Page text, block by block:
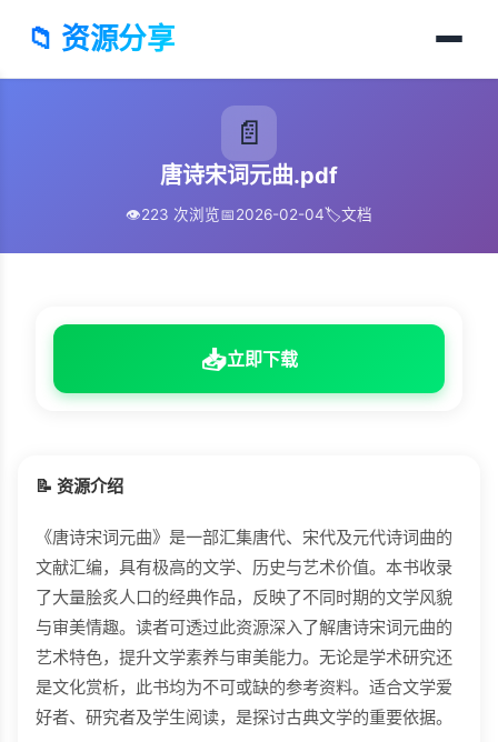
📁 资源分享
📄
唐诗宋词元曲.pdf
👁️223 次浏览📅2026-02-04🏷️文档
📥立即下载
📝 资源介绍
《唐诗宋词元曲》是一部汇集唐代、宋代及元代诗词曲的
文献汇编，具有极高的文学、历史与艺术价值。本书收录
了大量脍炙人口的经典作品，反映了不同时期的文学风貌
与审美情趣。读者可透过此资源深入了解唐诗宋词元曲的
艺术特色，提升文学素养与审美能力。无论是学术研究还
是文化赏析，此书均为不可或缺的参考资料。适合文学爱
好者、研究者及学生阅读，是探讨古典文学的重要依据。